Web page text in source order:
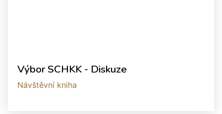
Výbor SCHKK - Diskuze
Návštěvní kniha